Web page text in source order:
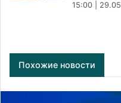
15:00 | 29.05
Похожие новости